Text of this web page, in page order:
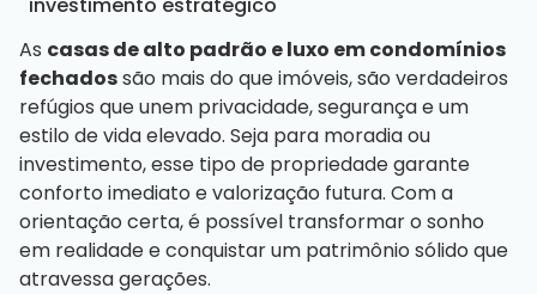
As casas de alto padrão e luxo em condomínios
fechadossão mais do que imóveis, são verdadeiros
refúgios que unem privacidade, segurança e um
estilo de vida elevado. Seja para moradia ou
investimento, esse tipo de propriedade garante
conforto imediato e valorização futura. Com a
orientação certa, é possível transformar o sonho
em realidade e conquistar um patrimônio sólido que
atravessa gerações.